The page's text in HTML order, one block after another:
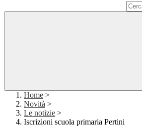
Home >
Novità >
Le notizie >
Iscrizioni scuola primaria Pertini